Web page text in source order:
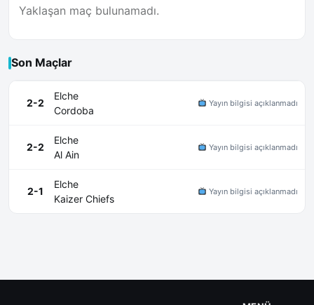
Yaklaşan maç bulunamadı.
Son Maçlar
2-2
Elche
Cordoba
Yayın bilgisi açıklanmadı
2-2
Elche
Al Ain
Yayın bilgisi açıklanmadı
2-1
Elche
Kaizer Chiefs
Yayın bilgisi açıklanmadı